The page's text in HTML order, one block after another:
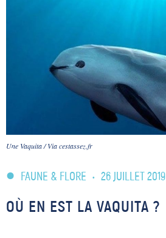
Une Vaquita / Via cestassez.fr
FAUNE & FLORE • 26 JUILLET 2019
OÙ EN EST LA VAQUITA ?